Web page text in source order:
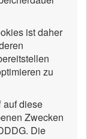
ist daher
zu
auf diese
Zwecken
Die